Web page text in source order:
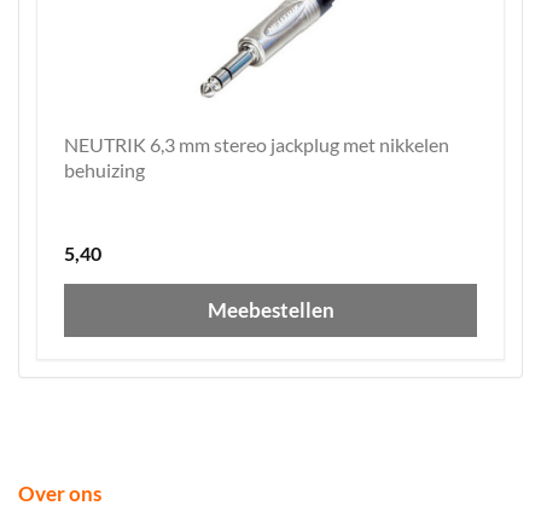
NEUTRIK 6,3 mm stereo jackplug met nikkelen
behuizing
5,40
Meebestellen
Over ons